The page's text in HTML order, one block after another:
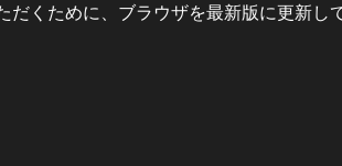
くために、ブラウザを最新版に更新し